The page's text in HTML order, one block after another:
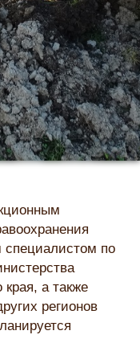
по
края, а также
регионов